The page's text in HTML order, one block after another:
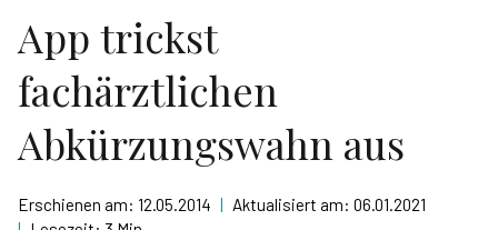
App trickst
fachärztlichen
Abkürzungswahn aus
Erschienen am: 12.05.2014 | Aktualisiert am: 06.01.2021